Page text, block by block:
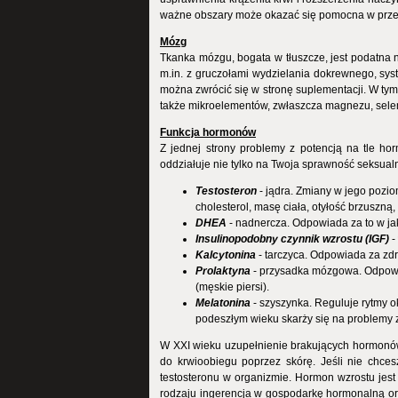
ważne obszary może okazać się pomocna w
Mózg
Tkanka mózgu, bogata w tłuszcze, jest
m.in. z gruczołami wydzielania dokrewnego,
można zwrócić się w stronę suplementacji. W
także mikroelementów, zwłaszcza magnezu,
Funkcja hormonów
Z jednej strony problemy z potencją na tle
oddziałuje nie tylko na Twoja sprawność
Testosteron - jądra. Zmiany w jego
cholesterol, masę ciała, otyłość
DHEA - nadnercza. Odpowiada za to w
Insulinopodobny czynnik wzrostu (IGF) -
Kalcytonina - tarczyca. Odpowiada za
Prolaktyna - przysadka mózgowa.
(męskie piersi).
Melatonina - szyszynka. Reguluje rytmy
podeszłym wieku skarży się na
W XXI wieku uzupełnienie brakujących
do krwioobiegu poprzez skórę. Jeśli nie
testosteronu w organizmie. Hormon wzrostu
rodzaju ingerencja w gospodarkę hormonalną